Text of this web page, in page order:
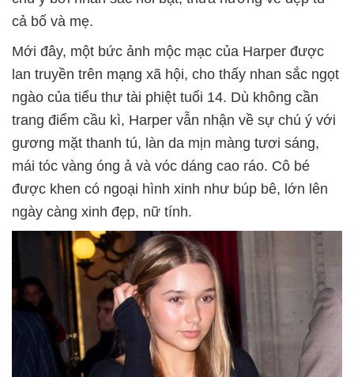
cả bố và mẹ.
Mới đây, một bức ảnh mộc mạc của Harper được
lan truyền trên mạng xã hội, cho thấy nhan sắc ngọt
ngào của tiểu thư tài phiệt tuổi 14. Dù không cần
trang điểm cầu kì, Harper vẫn nhận về sự chú ý với
gương mặt thanh tú, làn da mịn màng tươi sáng,
mái tóc vàng óng ả và vóc dáng cao ráo. Cô bé
được khen có ngoại hình xinh như búp bê, lớn lên
ngày càng xinh đẹp, nữ tính.